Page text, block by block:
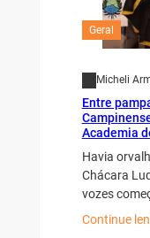
Geral
Micheli
Entre
Academia
Havia
Chácara
vozes
Continue